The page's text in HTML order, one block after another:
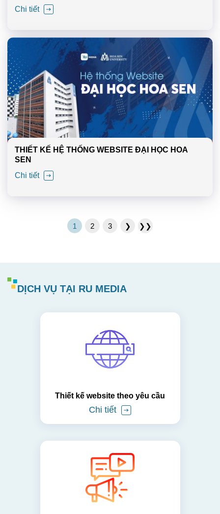
Chi tiết
THIẾT KẾ HỆ THỐNG WEBSITE ĐẠI HỌC HOA
SEN
Chi tiết
1 2 3 ❯ ❯❯
DỊCH VỤ TẠI RU MEDIA
Thiết kế website theo yêu cầu
Chi tiết